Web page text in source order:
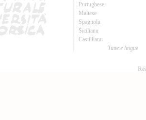
Purtughese
Maltese
Spagnolu
Sicilianu
Castillianu
Tutte e lingue